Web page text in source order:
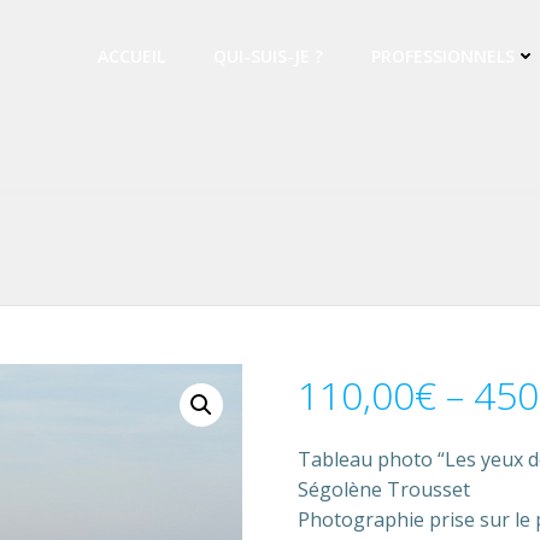
110,00€–
Tableau photo “Les yeux
Ségolène Trousset
Photographie prise sur le